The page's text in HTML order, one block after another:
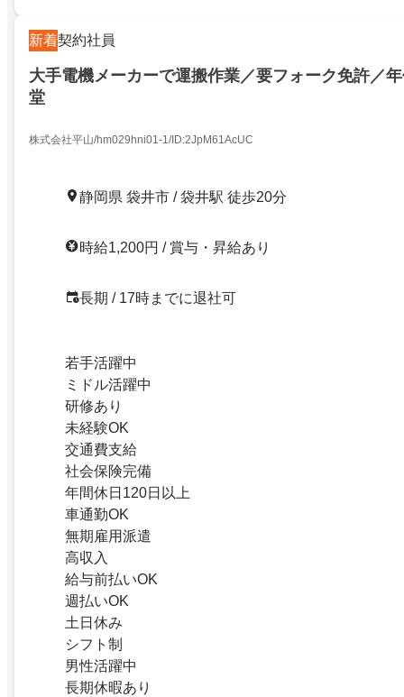
新着契約社員
大手電機メーカーで運搬作業／要フォーク免許／
堂
株式会社平山/hm029hni01-1/ID:2JpM61AcUC
静岡県 袋井市 / 袋井駅 徒歩20分
時給1,200円 / 賞与・昇給あり
長期 / 17時までに退社可
若手活躍中
ミドル活躍中
研修あり
未経験OK
交通費支給
社会保険完備
年間休日120日以上
車通勤OK
無期雇用派遣
高収入
給与前払いOK
週払いOK
土日休み
シフト制
男性活躍中
長期休暇あり